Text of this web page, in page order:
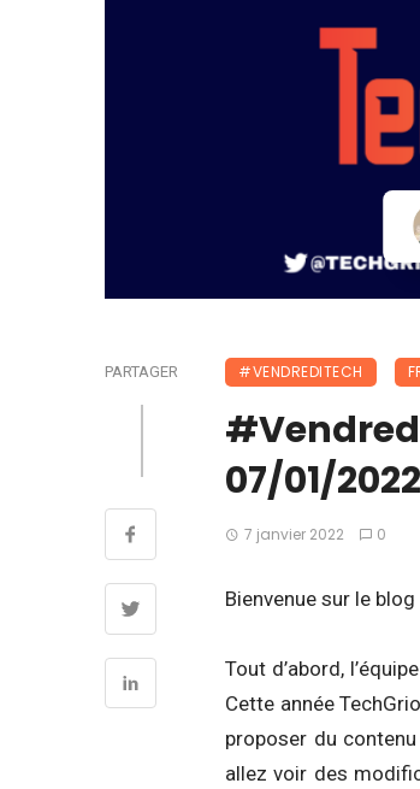
PARTAGER #VENDREDITECH
07/01/2022
7 janvier 2022 0
Bienvenue sur le
Tout d’abord,
Cette année
proposer du
allez voir des